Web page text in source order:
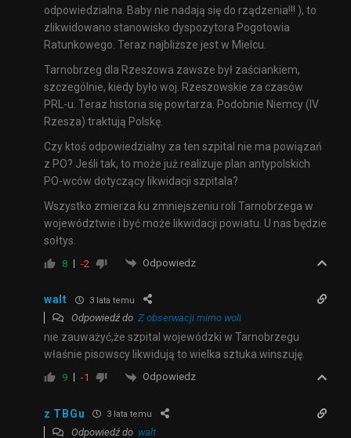
odpowiedzialna. Baby nie nadają się do rządzenia!!! ), to
zlikwidowano stanowisko dyspozytora Pogotowia
Ratunkowego. Teraz najbliższe jest w Mielcu.
Tarnobrzeg dla Rzeszowa zawsze był zaściankiem,
szczególnie, kiedy było woj. Rzeszowskie za czasów
PRL-u. Teraz historia się powtarza. Podobnie Niemcy (IV
Rzesza) traktują Polskę.
Czy ktoś odpowiedzialny za ten szpital nie ma powiązań
z PO? Jeśli tak, to może już realizuje plan antypolskich
PO-wców dotyczący likwidacji szpitala?
Wszystko zmierza ku zmniejszeniu roli Tarnobrzega w
województwie i być może likwidacji powiatu. U nas będzie
sołtys.
8 -2 Odpowiedz
walt 3 lata temu
Odpowiedź do Z obserwacji mimo woli
nie zauważyć,że szpital wojewódzki w Tarnobrzegu
właśnie pisowscy likwidują to wielka sztuka.winszuję.
9 -1 Odpowiedz
z TBGu 3 lata temu
Odpowiedź do walt